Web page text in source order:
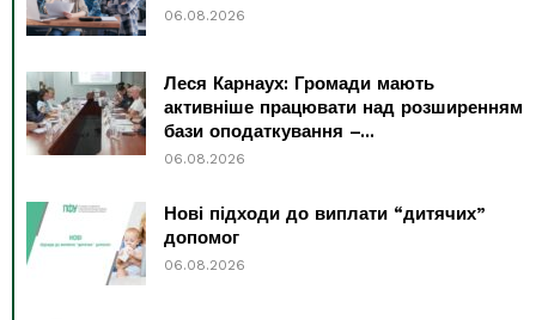
06.08.2026
Леся Карнаух: Громади мають
активніше працювати над розширенням
бази оподаткування –...
06.08.2026
Нові підходи до виплати “дитячих”
допомог
06.08.2026